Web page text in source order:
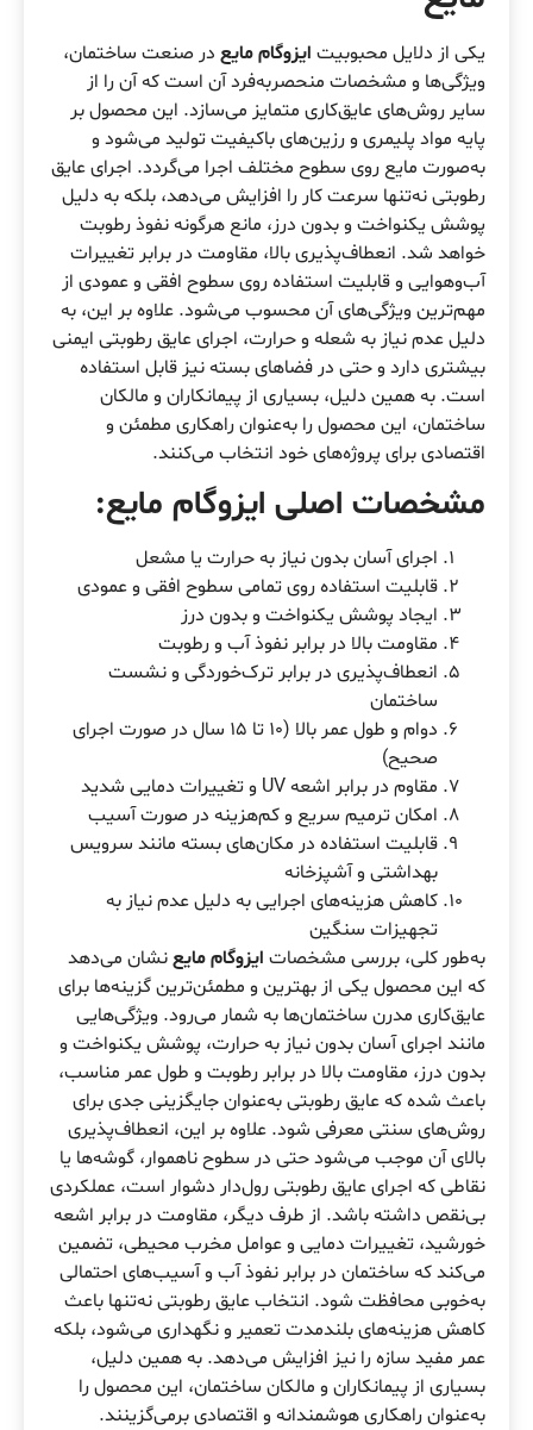
یکی از دلایل محبوبیت ایزوگام مایع در صنعت ساختمان،
ویژگی‌ها و مشخصات منحصربه‌فرد آن است که آن را از
سایر روش‌های عایق‌کاری متمایز می‌سازد. این محصول بر
پایه مواد پلیمری و رزین‌های باکیفیت تولید می‌شود و
به‌صورت مایع روی سطوح مختلف اجرا می‌گردد. اجرای عایق
رطوبتی نه‌تنها سرعت کار را افزایش می‌دهد، بلکه به دلیل
پوشش یکنواخت و بدون درز، مانع هرگونه نفوذ رطوبت
خواهد شد. انعطاف‌پذیری بالا، مقاومت در برابر تغییرات
آب‌وهوایی و قابلیت استفاده روی سطوح افقی و عمودی از
مهم‌ترین ویژگی‌های آن محسوب می‌شود. علاوه بر این، به
دلیل عدم نیاز به شعله و حرارت، اجرای عایق رطوبتی ایمنی
بیشتری دارد و حتی در فضاهای بسته نیز قابل استفاده
است. به همین دلیل، بسیاری از پیمانکاران و مالکان
ساختمان، این محصول را به‌عنوان راهکاری مطمئن و
اقتصادی برای پروژه‌های خود انتخاب می‌کنند.
مشخصات اصلی ایزوگام مایع:
اجرای آسان بدون نیاز به حرارت یا مشعل
قابلیت استفاده روی تمامی سطوح افقی و عمودی
ایجاد پوشش یکنواخت و بدون درز
مقاومت بالا در برابر نفوذ آب و رطوبت
انعطاف‌پذیری در برابر ترک‌خوردگی و نشست
ساختمان
دوام و طول عمر بالا (۱۰ تا ۱۵ سال در صورت اجرای
صحیح)
مقاوم در برابر اشعه UV و تغییرات دمایی شدید
امکان ترمیم سریع و کم‌هزینه در صورت آسیب
قابلیت استفاده در مکان‌های بسته مانند سرویس
بهداشتی و آشپزخانه
کاهش هزینه‌های اجرایی به دلیل عدم نیاز به
تجهیزات سنگین
به‌طور کلی، بررسی مشخصات ایزوگام مایعنشان می‌دهد
که این محصول یکی از بهترین و مطمئن‌ترین گزینه‌ها برای
عایق‌کاری مدرن ساختمان‌ها به شمار می‌رود. ویژگی‌هایی
مانند اجرای آسان بدون نیاز به حرارت، پوشش یکنواخت و
بدون درز، مقاومت بالا در برابر رطوبت و طول عمر مناسب،
باعث شده که عایق رطوبتی به‌عنوان جایگزینی جدی برای
روش‌های سنتی معرفی شود. علاوه بر این، انعطاف‌پذیری
بالای آن موجب می‌شود حتی در سطوح ناهموار، گوشه‌ها یا
نقاطی که اجرای عایق رطوبتی رول‌دار دشوار است، عملکردی
بی‌نقص داشته باشد. از طرف دیگر، مقاومت در برابر اشعه
خورشید، تغییرات دمایی و عوامل مخرب محیطی، تضمین
می‌کند که ساختمان در برابر نفوذ آب و آسیب‌های احتمالی
به‌خوبی محافظت شود. انتخاب عایق رطوبتی نه‌تنها باعث
کاهش هزینه‌های بلندمدت تعمیر و نگهداری می‌شود، بلکه
عمر مفید سازه را نیز افزایش می‌دهد. به همین دلیل،
بسیاری از پیمانکاران و مالکان ساختمان، این محصول را
به‌عنوان راهکاری هوشمندانه و اقتصادی برمی‌گزینند.